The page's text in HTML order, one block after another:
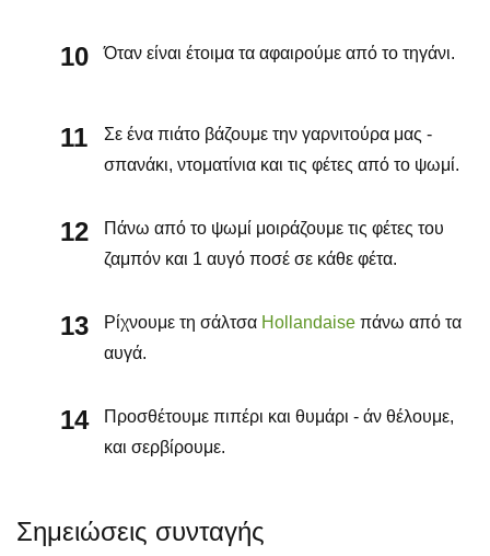
Όταν είναι έτοιμα τα αφαιρούμε από το τηγάνι.
Σε ένα πιάτο βάζουμε την γαρνιτούρα μας -
σπανάκι, ντοματίνια και τις φέτες από το ψωμί.
Πάνω από το ψωμί μοιράζουμε τις φέτες του
ζαμπόν και 1 αυγό ποσέ σε κάθε φέτα.
Ρίχνουμε τη σάλτσα Hollandaise πάνω από τα
αυγά.
Προσθέτουμε πιπέρι και θυμάρι - άν θέλουμε,
και σερβίρουμε.
Σημειώσεις συνταγής